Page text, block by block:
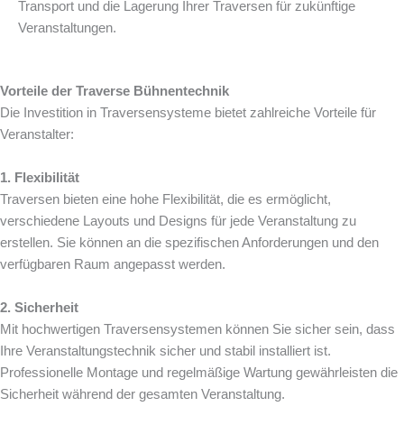
Transport und die Lagerung Ihrer Traversen für zukünftige
Veranstaltungen.
Vorteile der Traverse Bühnentechnik
Die Investition in Traversensysteme bietet zahlreiche Vorteile für
Veranstalter:
1. Flexibilität
Traversen bieten eine hohe Flexibilität, die es ermöglicht,
verschiedene Layouts und Designs für jede Veranstaltung zu
erstellen. Sie können an die spezifischen Anforderungen und den
verfügbaren Raum angepasst werden.
2. Sicherheit
Mit hochwertigen Traversensystemen können Sie sicher sein, dass
Ihre Veranstaltungstechnik sicher und stabil installiert ist.
Professionelle Montage und regelmäßige Wartung gewährleisten die
Sicherheit während der gesamten Veranstaltung.